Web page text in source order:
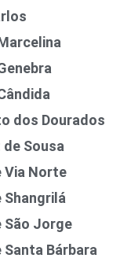
dos Dourados
Sousa
Via Norte
Shangrilá
São Jorge
Bárbara